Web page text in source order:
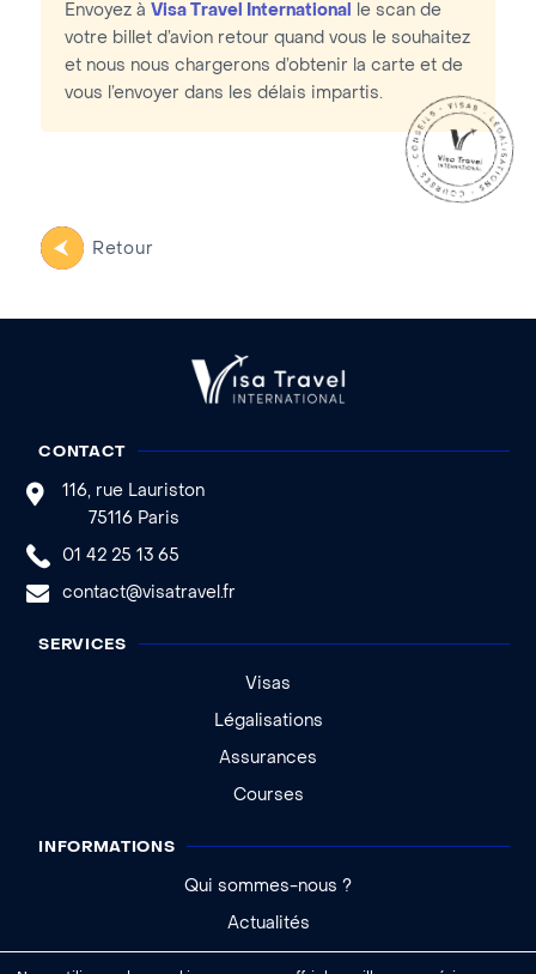
Envoyez à Visa Travel International
le scan de
votre billet d’avion retour quand vous le souhaitez
et nous nous chargerons d’obtenir la carte et de
vous l’envoyer dans les délais impartis.
Retour
CONTACT
116, rue Lauriston
75116 Paris
01 42 25 13 65
contact@visatravel.fr
SERVICES
Visas
Légalisations
Assurances
Courses
INFORMATIONS
Qui sommes-nous ?
Actualités